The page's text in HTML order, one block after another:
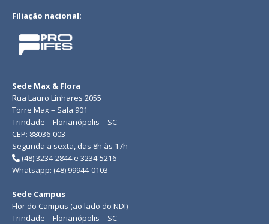
Filiação nacional:
Sede Max & Flora
Rua Lauro Linhares 2055
Torre Max – Sala 901
Trindade – Florianópolis – SC
CEP: 88036-003
Segunda a sexta, das 8h às 17h
(48) 3234-2844 e 3234-5216
Whatsapp: (48) 99944-0103
Sede Campus
Flor do Campus (ao lado do NDI)
Trindade – Florianópolis – SC